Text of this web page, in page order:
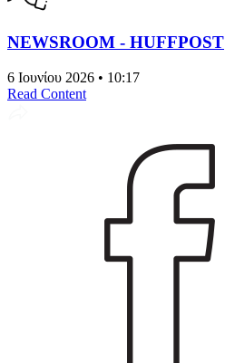
NEWSROOM - HUFFPOST
6 Ιουνίου 2026 • 10:17
Read Content